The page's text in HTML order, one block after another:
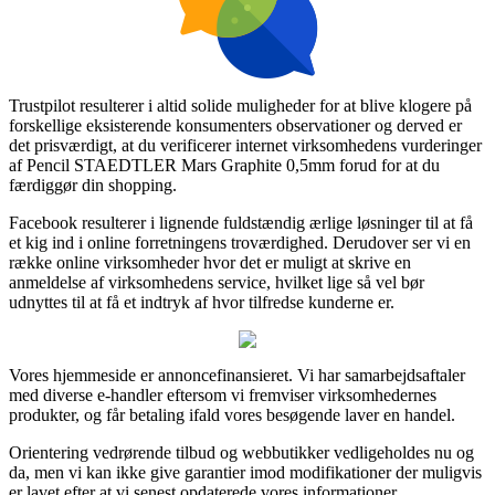
Trustpilot resulterer i altid solide muligheder for at blive klogere på
forskellige eksisterende konsumenters observationer og derved er
det prisværdigt, at du verificerer internet virksomhedens vurderinger
af Pencil STAEDTLER Mars Graphite 0,5mm forud for at du
færdiggør din shopping.
Facebook resulterer i lignende fuldstændig ærlige løsninger til at få
et kig ind i online forretningens troværdighed. Derudover ser vi en
række online virksomheder hvor det er muligt at skrive en
anmeldelse af virksomhedens service, hvilket lige så vel bør
udnyttes til at få et indtryk af hvor tilfredse kunderne er.
Vores hjemmeside er annoncefinansieret. Vi har samarbejdsaftaler
med diverse e-handler eftersom vi fremviser virksomhedernes
produkter, og får betaling ifald vores besøgende laver en handel.
Orientering vedrørende tilbud og webbutikker vedligeholdes nu og
da, men vi kan ikke give garantier imod modifikationer der muligvis